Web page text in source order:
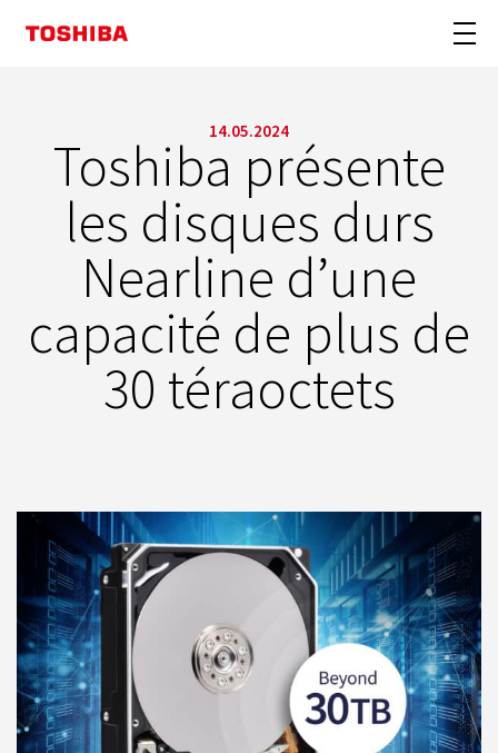
14.05.2024
Toshiba présente
les disques durs
Nearline d’une
capacité de plus de
30 téraoctets